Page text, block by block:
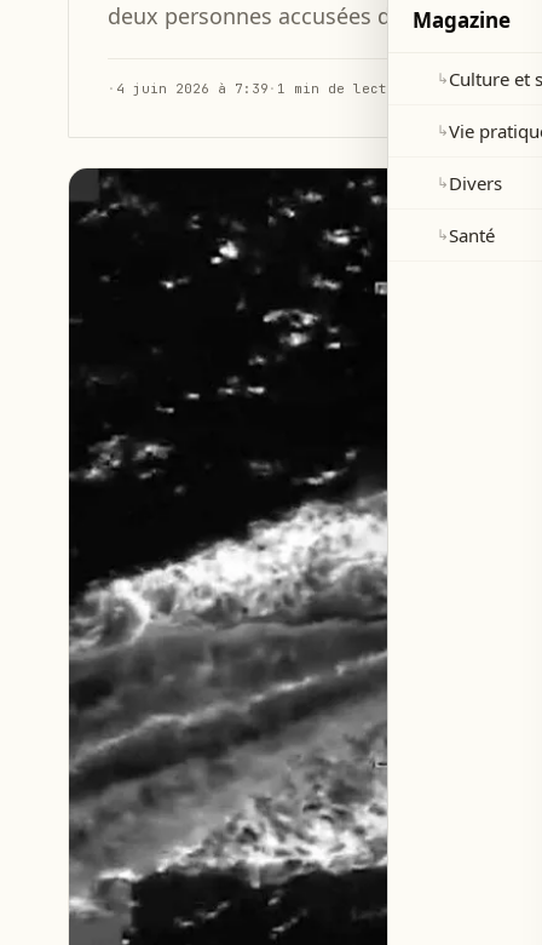
deux personnes accusées de trafic de
· 4 juin 2026 à 7:39 · 1 min de lecture
Magazine
↳Culture et
↳Vie
↳Divers
↳Santé